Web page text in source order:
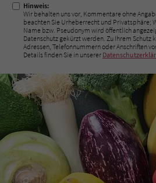
Hinweis:
Wir behalten uns vor, Kommentare ohne
beachten Sie Urheberrecht und Privatsphäre;
Name bzw. Pseudonym wird öffentlich
Datenschutz gekürzt werden. Zu Ihrem Schutz
Adressen, Telefonnummern oder Anschriften
Details finden Sie in unserer